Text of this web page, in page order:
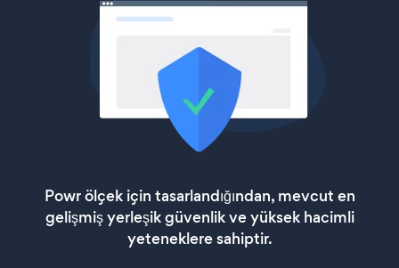
Powr ölçek için tasarlandığından, mevcut en
gelişmiş yerleşik güvenlik ve yüksek hacimli
yeteneklere sahiptir.